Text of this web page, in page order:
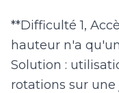
**Difficulté 1,
hauteur n'a
Solution :
rotations sur